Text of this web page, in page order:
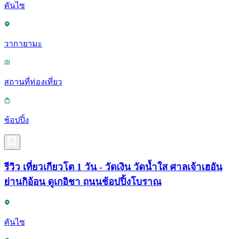
คันไซ
วากายามะ
สถานที่ท่องเที่ยว
ช้อปปิ้ง
รีวิว เที่ยวเกียวโต 1 วัน - วัดเงิน วัดน้ำใส ศาลเจ้าเฮอัน
ย่านกิอ้อน ดูเกอิชา ถนนช้อปปิ้งโบราณ
คันไซ